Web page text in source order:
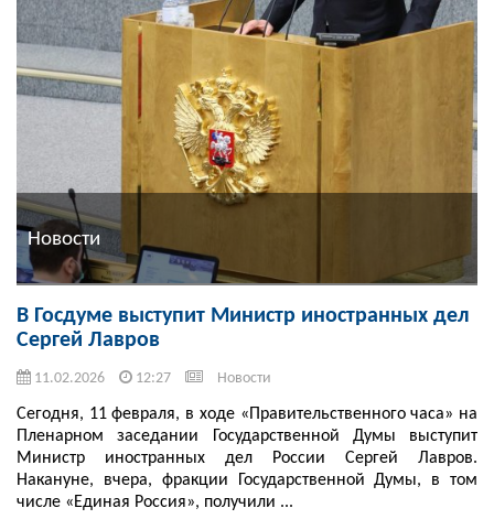
Новости
В Госдуме выступит Министр иностранных дел
Сергей Лавров
11.02.2026 12:27 Новости
Сегодня, 11 февраля, в ходе «Правительственного часа» на
Пленарном заседании Государственной Думы выступит
Министр иностранных дел России Сергей Лавров.
Накануне, вчера, фракции Государственной Думы, в том
числе «Единая Россия», получили ...